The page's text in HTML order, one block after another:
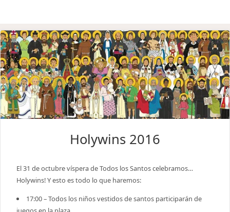
Holywins 2016
El 31 de octubre víspera de Todos los Santos celebramos…
Holywins! Y esto es todo lo que haremos:
17:00 – Todos los niños vestidos de santos participarán de